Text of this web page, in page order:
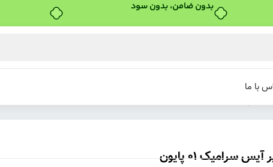
خرید قسطی با ترب‌پی
با ما
سرامیک 01 پایون